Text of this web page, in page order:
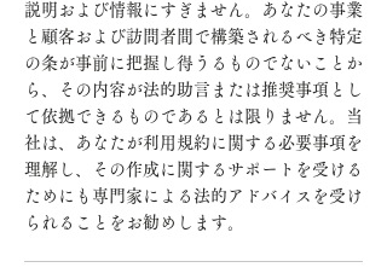
説明および情報にすぎません。あなたの事業
と顧客および訪問者間で構築されるべき特定
の条が事前に把握し得うるものでないことか
ら、その内容が法的助言または推奨事項とし
て依拠できるものであるとは限りません。当
社は、あなたが利用規約に関する必要事項を
理解し、その作成に関するサポートを受ける
ためにも専門家による法的アドバイスを受け
られることをお勧めします。